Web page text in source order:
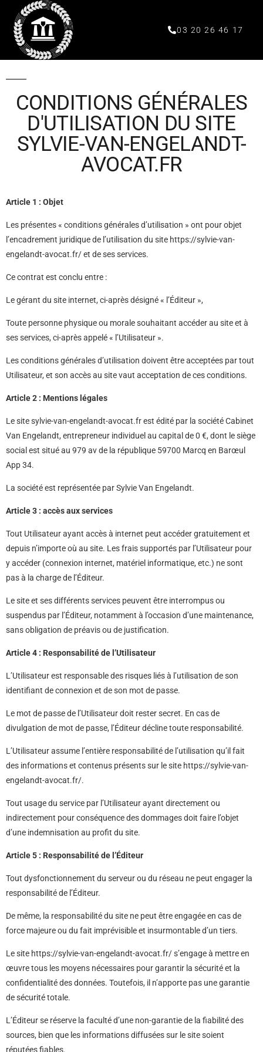
03 20 26 46 17
CONDITIONS GÉNÉRALES
D'UTILISATION DU SITE
SYLVIE-VAN-ENGELANDT-
AVOCAT.FR
Article 1 : Objet
Les présentes « conditions générales d’utilisation » ont pour objet
l’encadrement juridique de l’utilisation du site https://sylvie-van-
engelandt-avocat.fr/ et de ses services.
Ce contrat est conclu entre :
Le gérant du site internet, ci-après désigné « l’Éditeur »,
Toute personne physique ou morale souhaitant accéder au site et à
ses services, ci-après appelé « l’Utilisateur ».
Les conditions générales d’utilisation doivent être acceptées par tout
Utilisateur, et son accès au site vaut acceptation de ces conditions.
Article 2 : Mentions légales
Le site sylvie-van-engelandt-avocat.fr est édité par la société Cabinet
Van Engelandt, entrepreneur individuel au capital de 0 €, dont le siège
social est situé au 979 av de la république 59700 Marcq en Barœul
App 34.
La société est représentée par Sylvie Van Engelandt.
Article 3 : accès aux services
Tout Utilisateur ayant accès à internet peut accéder gratuitement et
depuis n’importe où au site. Les frais supportés par l’Utilisateur pour
y accéder (connexion internet, matériel informatique, etc.) ne sont
pas à la charge de l’Éditeur.
Le site et ses différents services peuvent être interrompus ou
suspendus par l’Éditeur, notamment à l’occasion d’une maintenance,
sans obligation de préavis ou de justification.
Article 4 : Responsabilité de l’Utilisateur
L’Utilisateur est responsable des risques liés à l’utilisation de son
identifiant de connexion et de son mot de passe.
Le mot de passe de l’Utilisateur doit rester secret. En cas de
divulgation de mot de passe, l’Éditeur décline toute responsabilité.
L’Utilisateur assume l’entière responsabilité de l’utilisation qu’il fait
des informations et contenus présents sur le site https://sylvie-van-
engelandt-avocat.fr/.
Tout usage du service par l’Utilisateur ayant directement ou
indirectement pour conséquence des dommages doit faire l’objet
d’une indemnisation au profit du site.
Article 5 : Responsabilité de l’Éditeur
Tout dysfonctionnement du serveur ou du réseau ne peut engager la
responsabilité de l’Éditeur.
De même, la responsabilité du site ne peut être engagée en cas de
force majeure ou du fait imprévisible et insurmontable d’un tiers.
Le site https://sylvie-van-engelandt-avocat.fr/ s’engage à mettre en
œuvre tous les moyens nécessaires pour garantir la sécurité et la
confidentialité des données. Toutefois, il n’apporte pas une garantie
de sécurité totale.
L’Éditeur se réserve la faculté d’une non-garantie de la fiabilité des
sources, bien que les informations diffusées sur le site soient
réputées fiables.